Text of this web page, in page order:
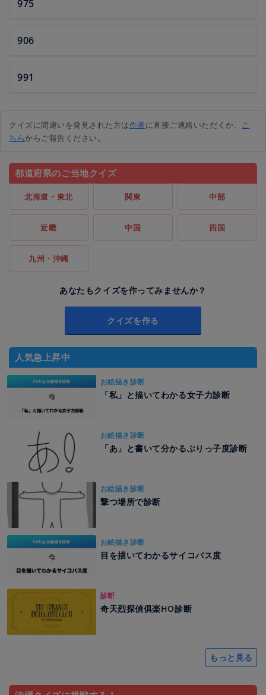
975
906
991
クイズに間違いを発見された方は作者に直接ご連絡いただくか、 こ
ちらからご報告ください。
都道府県のご当地クイズ
北海道・東北 関東 中部
近畿 中国 四国
九州・沖縄
あなたもクイズを作ってみませんか？
クイズを作る
人気急上昇中
お絵描き診断
「私」と描いてわかる女子力診断
お絵描き診断
「あ」と書いて分かるぶりっ子度診断
お絵描き診断
撃つ場所で診断
お絵描き診断
目を描いてわかるサイコパス度
診断
奇天烈探偵俱楽HO診断
もっと見る